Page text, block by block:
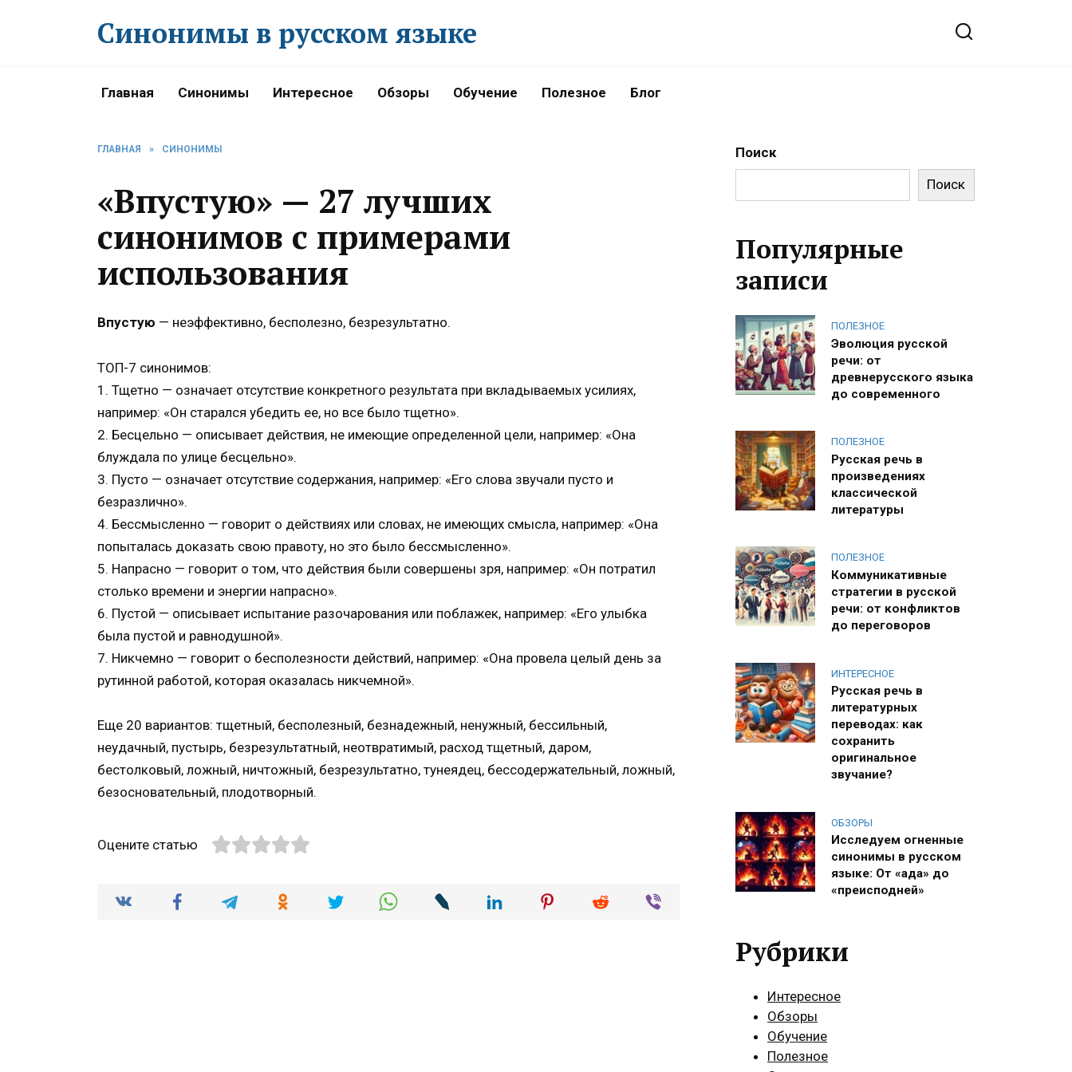
Синонимы в русском языке
Главная Синонимы Интересное Обзоры Обучение Полезное Блог
ГЛАВНАЯ » СИНОНИМЫ
«Впустую» — 27 лучших
синонимов с примерами
использования
Впустую — неэффективно, бесполезно, безрезультатно.
ТОП-7 синонимов:
1. Тщетно — означает отсутствие конкретного результата при вкладываемых усилиях,
например: «Он старался убедить ее, но все было тщетно».
2. Бесцельно — описывает действия, не имеющие определенной цели, например: «Она
блуждала по улице бесцельно».
3. Пусто — означает отсутствие содержания, например: «Его слова звучали пусто и
безразлично».
4. Бессмысленно — говорит о действиях или словах, не имеющих смысла, например: «Она
попыталась доказать свою правоту, но это было бессмысленно».
5. Напрасно — говорит о том, что действия были совершены зря, например: «Он потратил
столько времени и энергии напрасно».
6. Пустой — описывает испытание разочарования или поблажек, например: «Его улыбка
была пустой и равнодушной».
7. Никчемно — говорит о бесполезности действий, например: «Она провела целый день за
рутинной работой, которая оказалась никчемной».
Еще 20 вариантов: тщетный, бесполезный, безнадежный, ненужный, бессильный,
неудачный, пустырь, безрезультатный, неотвратимый, расход тщетный, даром,
бестолковый, ложный, ничтожный, безрезультатно, тунеядец, бессодержательный, ложный,
безосновательный, плодотворный.
Оцените статью
Поиск
Поиск
Популярные
записи
ПОЛЕЗНОЕ
Эволюция русской
речи: от
древнерусского языка
до современного
ПОЛЕЗНОЕ
Русская речь в
произведениях
классической
литературы
ПОЛЕЗНОЕ
Коммуникативные
стратегии в русской
речи: от конфликтов
до переговоров
ИНТЕРЕСНОЕ
Русская речь в
литературных
переводах: как
сохранить
оригинальное
звучание?
ОБЗОРЫ
Исследуем огненные
синонимы в русском
языке: От «ада» до
«преисподней»
Рубрики
Интересное
Обзоры
Обучение
Полезное